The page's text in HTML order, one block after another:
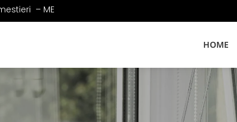
– ME
HOME